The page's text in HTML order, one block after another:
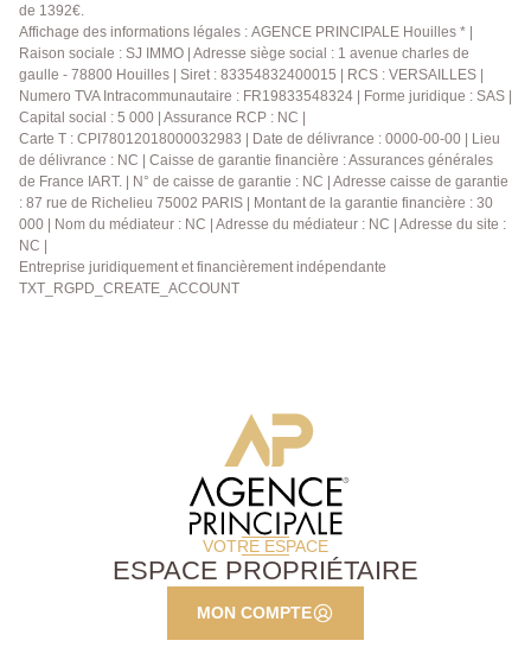
chaude remplacé en 2023, copropriété parfaitement
entretenue avec ravalament réalisé en 2024. Les
atouts : - 3 pièces d'environ 62 m2 - 2 chambres -
Grande terrasse exposée Ouest - Sans vis-à-vis -
Appartement lumineux - Résidence de 2001 -
Ravalement de façade réalisé en 2024 - Ballon d'eau
chaude changé en 2023 - Excellent état général -
Gare de Houilles - Carrières-sur-Seine à 15 min à
pied Un bien rare sur le secteur, idéal pour un premier
achat ou une famille à la recherche d'un appartement
clé en main. A visiter sans tarder !
de 1392€.
Affichage des informations légales : AGENCE PRINCIPALE Houilles * |
Raison sociale : SJ IMMO | Adresse siège social : 1 avenue charles de
gaulle - 78800 Houilles | Siret : 83354832400015 | RCS : VERSAILLES |
Numero TVA Intracommunautaire : FR19833548324 | Forme juridique : SAS |
Capital social : 5 000 | Assurance RCP : NC |
Carte T : CPI78012018000032983 | Date de délivrance : 0000-00-00 | Lieu
de délivrance : NC | Caisse de garantie financière : Assurances générales
de France IART. | N° de caisse de garantie : NC | Adresse caisse de garantie
: 87 rue de Richelieu 75002 PARIS | Montant de la garantie financière : 30
000 | Nom du médiateur : NC | Adresse du médiateur : NC | Adresse du site :
NC |
Entreprise juridiquement et financièrement indépendante
TXT_RGPD_CREATE_ACCOUNT
VOTRE ESPACE
ESPACE PROPRIÉTAIRE
MON COMPTE